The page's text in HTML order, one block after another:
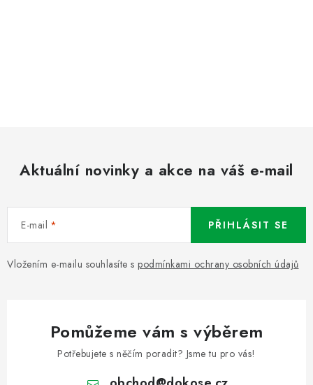
Aktuální novinky a akce na váš e-mail
E-mail
Vložením e-mailu souhlasíte s podmínkami ochrany osobních údajů
PŘIHLÁSIT SE
Pomůžeme vám s výběrem
Potřebujete s něčím poradit? Jsme tu pro vás!